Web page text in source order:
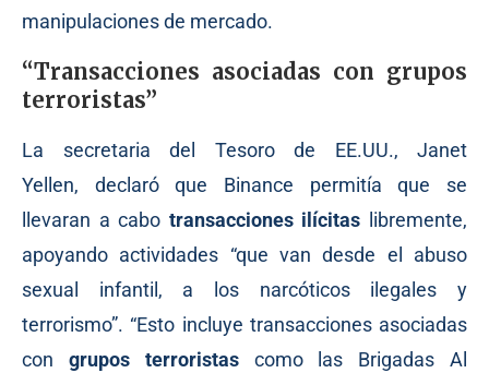
manipulaciones de mercado.
“Transacciones asociadas con grupos
terroristas”
La secretaria del Tesoro de EE.UU., Janet
Yellen, declaróque Binance permitía que se
llevaran a cabo transacciones ilícitas libremente,
apoyando actividades “que van desde el abuso
sexual infantil, a los narcóticos ilegales y
terrorismo”. “Esto incluye transacciones asociadas
con grupos terroristascomo las Brigadas Al